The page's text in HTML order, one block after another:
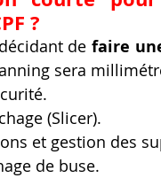
?
de faire
sera
(Slicer).
et gestion des
de buse.